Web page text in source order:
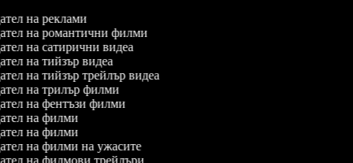
на реклами
на романтични филми
на сатирични видеа
на тийзър видеа
на тийзър трейлър видеа
на трилър филми
на фентъзи филми
на филми
на филми
на филми на ужасите